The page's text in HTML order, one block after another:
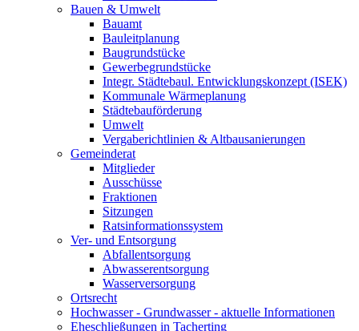
Bauen & Umwelt
Bauamt
Bauleitplanung
Baugrundstücke
Gewerbegrundstücke
Integr. Städtebaul. Entwicklungskonzept (ISEK)
Kommunale Wärmeplanung
Städtebauförderung
Umwelt
Vergaberichtlinien & Altbausanierungen
Gemeinderat
Mitglieder
Ausschüsse
Fraktionen
Sitzungen
Ratsinformationssystem
Ver- und Entsorgung
Abfallentsorgung
Abwasserentsorgung
Wasserversorgung
Ortsrecht
Hochwasser - Grundwasser - aktuelle Informationen
Eheschließungen in Tacherting